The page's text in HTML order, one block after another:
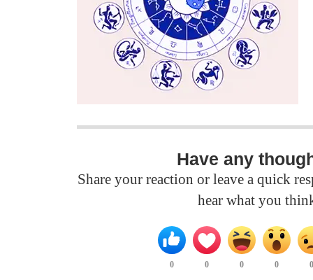
Have any
Share your reaction or leave a quick
hear what you
0 0 0 0